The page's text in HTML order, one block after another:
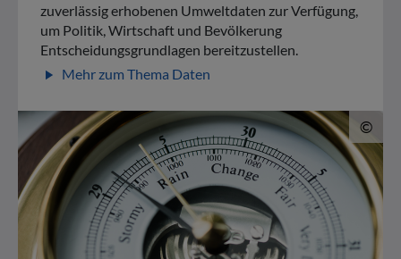
zuverlässig erhobenen Umweltdaten zur Verfügung,
um Politik, Wirtschaft und Bevölkerung
Entscheidungsgrundlagen bereitzustellen.
play_arrow Mehr zum Thema Daten
©